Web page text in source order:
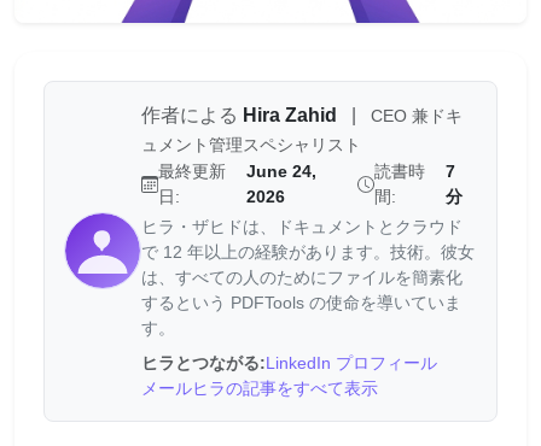
作者による Hira Zahid
CEO 兼ドキ
ュメント管理スペシャリスト
最終更新
日:
June 24,
2026
読書時
間:
7
分
ヒラ・ザヒドは、ドキュメントとクラウド
で 12 年以上の経験があります。技術。彼女
は、すべての人のためにファイルを簡素化
するという PDFTools の使命を導いていま
す。
ヒラとつながる:LinkedIn プロフィール
メールヒラの記事をすべて表示